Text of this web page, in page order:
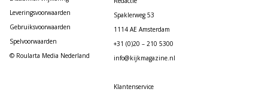
Leveringsvoorwaarden
Gebruiksvoorwaarden
Spelvoorwaarden
© Roularta Media Nederland
Spaklerweg 53
1114 AE Amsterdam
+31 (0)20 – 210 5300
info@kijkmagazine.nl
Klantenservice